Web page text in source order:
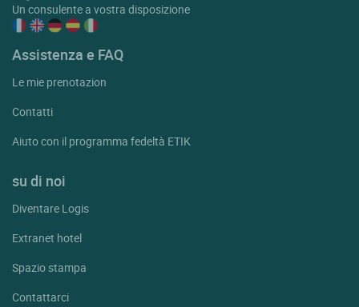
Un consulente a vostra disposizione
Assistenza e FAQ
Le mie prenotazion
Contatti
Aiuto con il programma fedeltà ETIK
su di noi
Diventare Logis
Extranet hotel
Spazio stampa
Contattarci